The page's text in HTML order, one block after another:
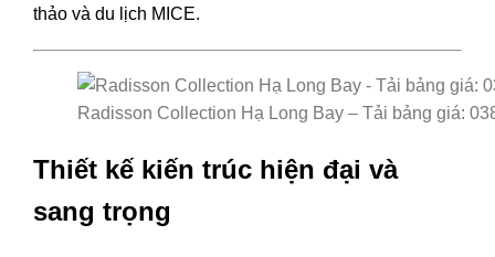
thảo và du lịch MICE.
Radisson Collection Hạ Long Bay – Tải bảng giá:
Thiết kế kiến trúc hiện đại và
sang trọng